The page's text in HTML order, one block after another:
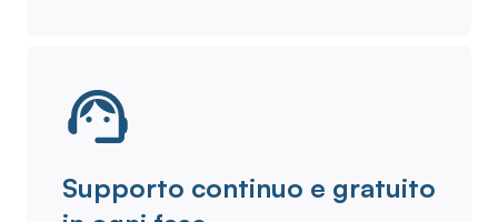
Supporto continuo e gratuito